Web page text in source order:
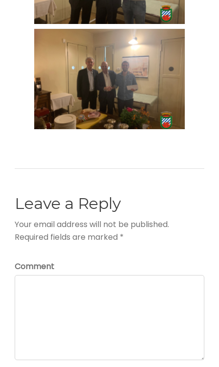
Leave a Reply
Your email address will not be published.
Required fields are marked *
Comment